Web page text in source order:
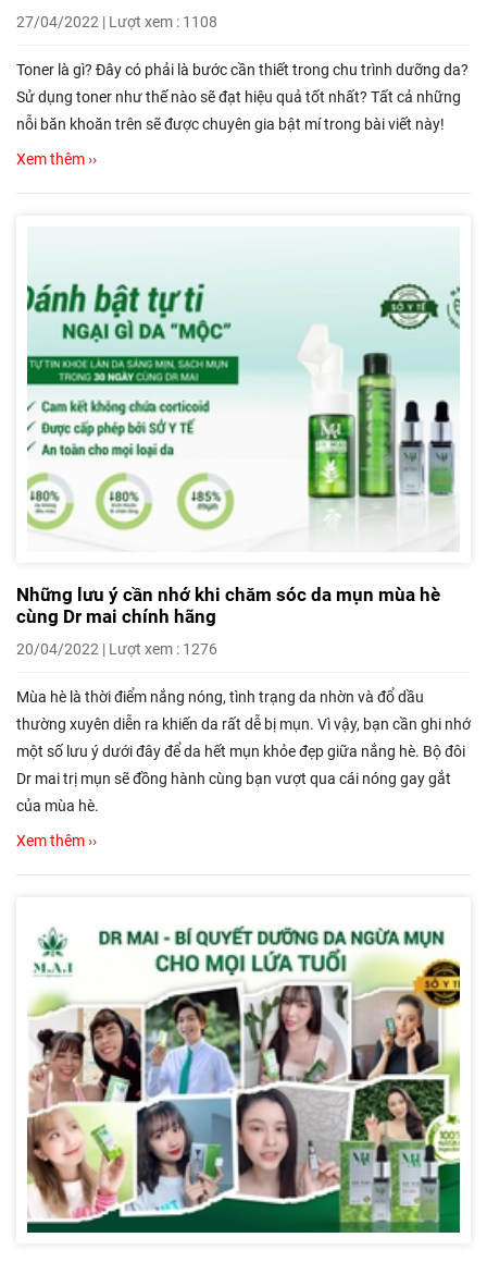
27/04/2022 | Lượt xem : 1108
Toner là gì? Đây có phải là bước cần thiết trong chu trình dưỡng da?
Sử dụng toner như thế nào sẽ đạt hiệu quả tốt nhất? Tất cả những
nỗi băn khoăn trên sẽ được chuyên gia bật mí trong bài viết này!
Xem thêm ››
Những lưu ý cần nhớ khi chăm sóc da mụn mùa hè
cùng Dr mai chính hãng
20/04/2022 | Lượt xem : 1276
Mùa hè là thời điểm nắng nóng, tình trạng da nhờn và đổ dầu
thường xuyên diễn ra khiến da rất dễ bị mụn. Vì vậy, bạn cần ghi nhớ
một số lưu ý dưới đây để da hết mụn khỏe đẹp giữa nắng hè. Bộ đôi
Dr mai trị mụn sẽ đồng hành cùng bạn vượt qua cái nóng gay gắt
của mùa hè.
Xem thêm ››